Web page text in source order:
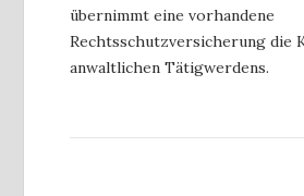
übernimmt eine vorhandene
Rechtsschutzversicherung die
anwaltlichen Tätigwerdens.